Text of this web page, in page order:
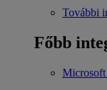
További
Főbb